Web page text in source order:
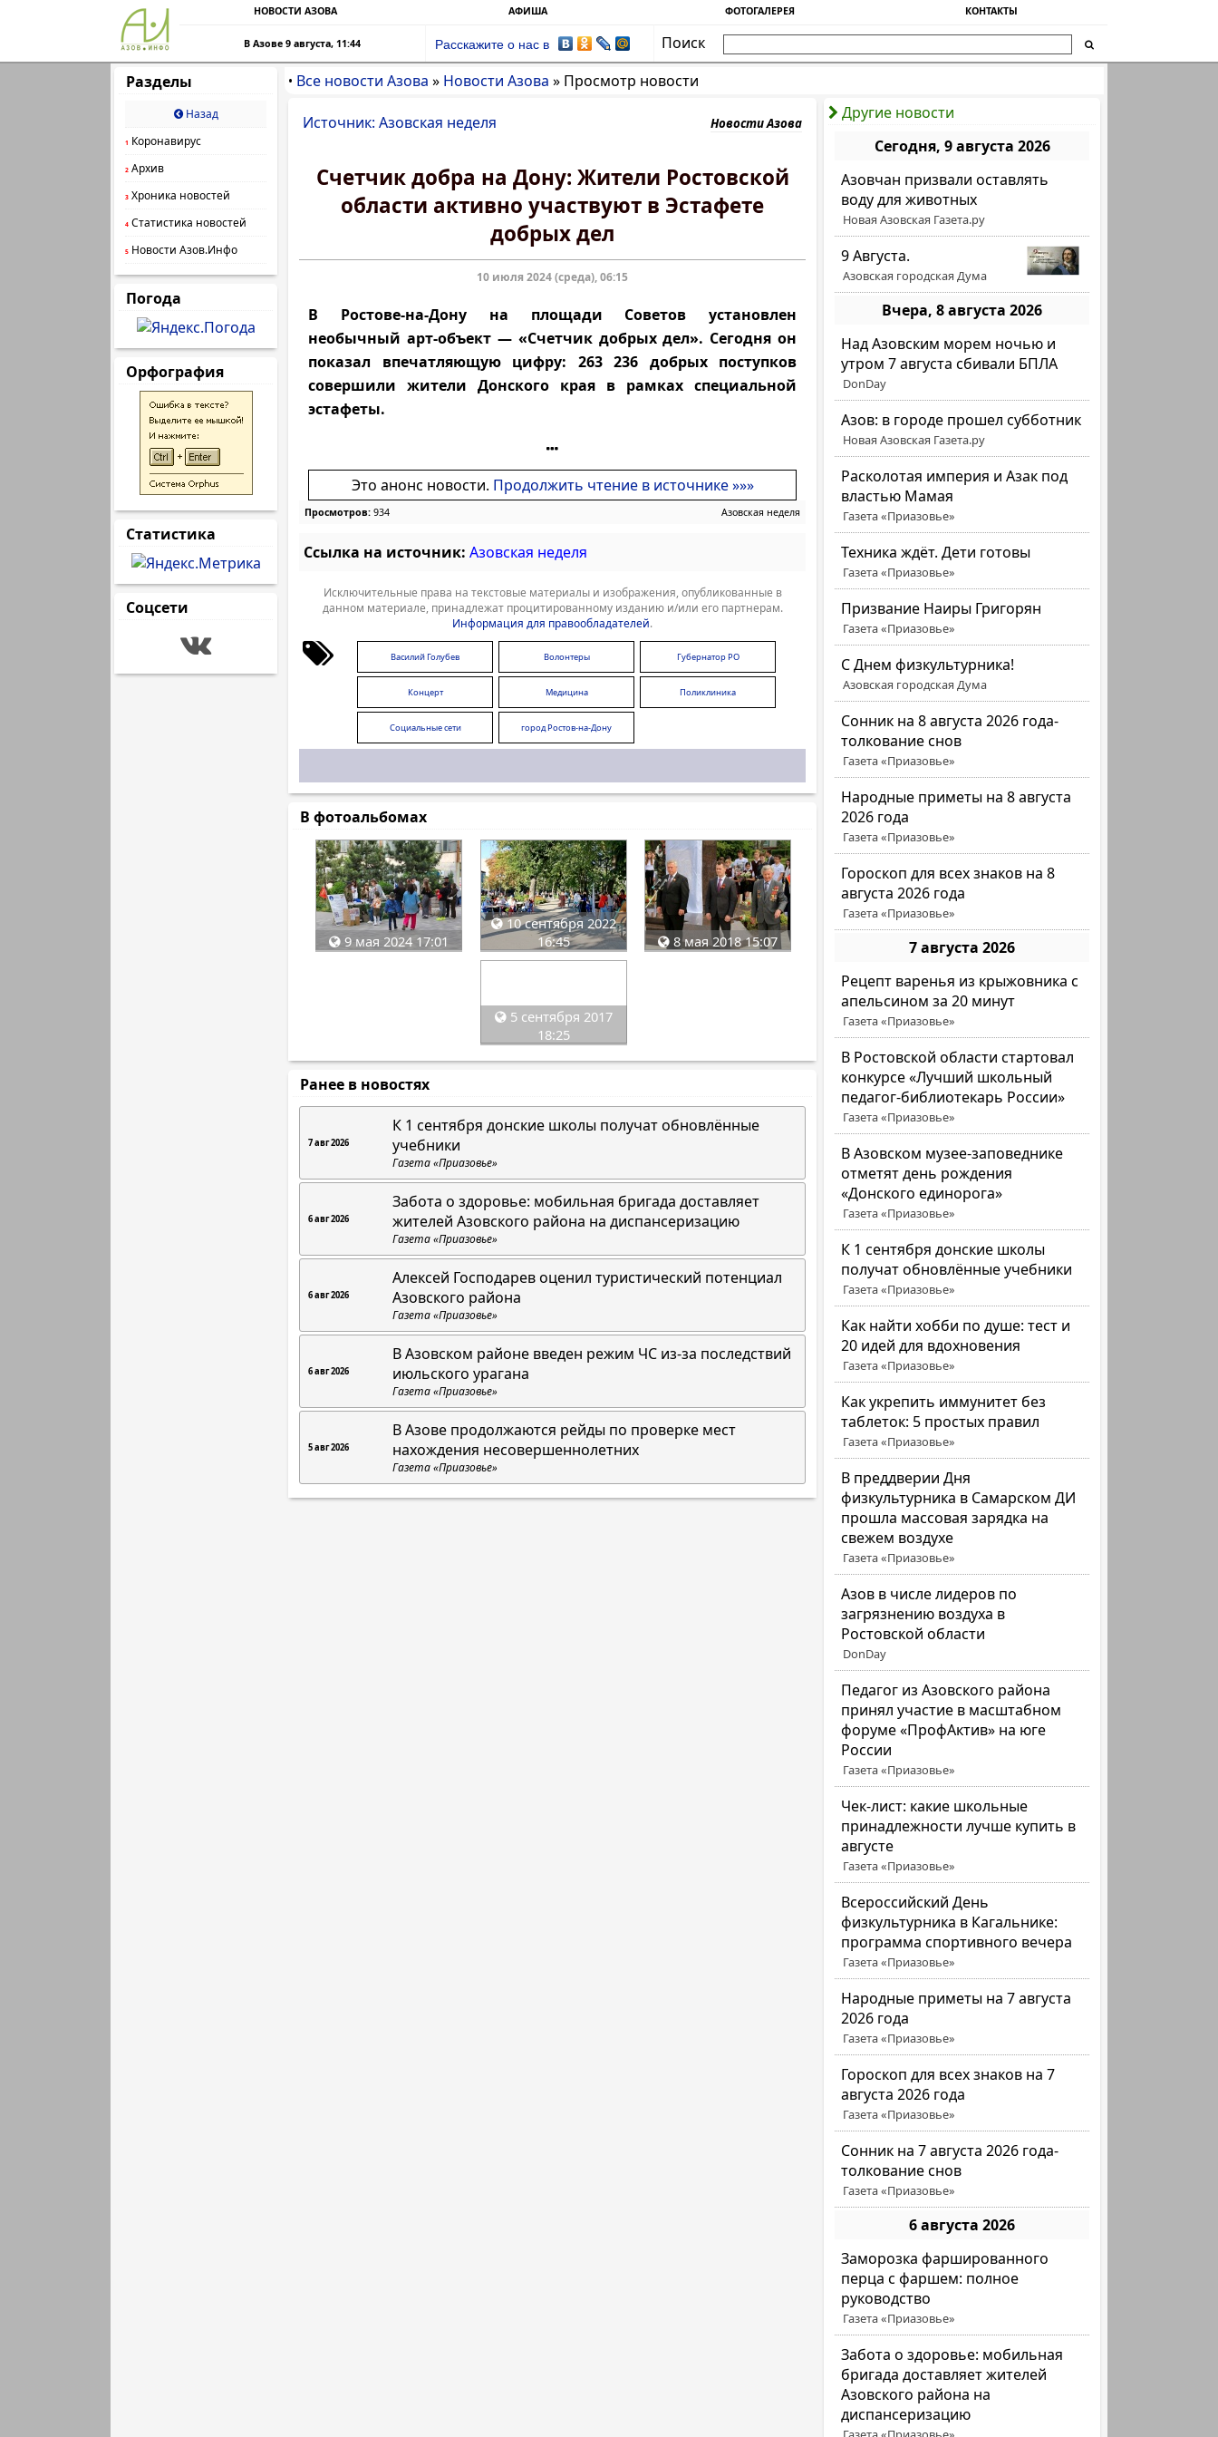
НОВОСТИ АЗОВА АФИША ФОТОГАЛЕРЕЯ КОНТАКТЫ
В Азове 9 августа, 11:44 Расскажите о нас в
Поиск
Разделы
Назад
1 Коронавирус
2 Архив
3 Хроника новостей
4 Статистика новостей
5 Новости Азов.Инфо
Погода
Орфография
Статистика
Соцсети
• Все новости Азова » Новости Азова » Просмотр новости
Другие новости
Сегодня, 9 августа 2026
Азовчан призвали оставлять
воду для животных
Новая Азовская Газета.ру
9 Августа.
Азовская городская Дума
Вчера, 8 августа 2026
Над Азовским морем ночью и
утром 7 августа сбивали БПЛА
DonDay
Азов: в городе прошел субботник
Новая Азовская Газета.ру
Расколотая империя и Азак под
властью Мамая
Газета «Приазовье»
Техника ждёт. Дети готовы
Газета «Приазовье»
Призвание Наиры Григорян
Газета «Приазовье»
C Днем физкультурника!
Азовская городская Дума
Сонник на 8 августа 2026 года-
толкование снов
Газета «Приазовье»
Народные приметы на 8 августа
2026 года
Газета «Приазовье»
Гороскоп для всех знаков на 8
августа 2026 года
Газета «Приазовье»
7 августа 2026
Рецепт варенья из крыжовника с
апельсином за 20 минут
Газета «Приазовье»
В Ростовской области стартовал
конкурсе «Лучший школьный
педагог-библиотекарь России»
Газета «Приазовье»
В Азовском музее-заповеднике
отметят день рождения
«Донского единорога»
Газета «Приазовье»
К 1 сентября донские школы
получат обновлённые учебники
Газета «Приазовье»
Как найти хобби по душе: тест и
20 идей для вдохновения
Газета «Приазовье»
Как укрепить иммунитет без
таблеток: 5 простых правил
Газета «Приазовье»
В преддверии Дня
физкультурника в Самарском ДИ
прошла массовая зарядка на
свежем воздухе
Газета «Приазовье»
Азов в числе лидеров по
загрязнению воздуха в
Ростовской области
DonDay
Педагог из Азовского района
принял участие в масштабном
форуме «ПрофАктив» на юге
России
Газета «Приазовье»
Чек-лист: какие школьные
принадлежности лучше купить в
августе
Газета «Приазовье»
Всероссийский День
физкультурника в Кагальнике:
программа спортивного вечера
Газета «Приазовье»
Народные приметы на 7 августа
2026 года
Газета «Приазовье»
Гороскоп для всех знаков на 7
августа 2026 года
Газета «Приазовье»
Сонник на 7 августа 2026 года-
толкование снов
Газета «Приазовье»
6 августа 2026
Заморозка фаршированного
перца с фаршем: полное
руководство
Газета «Приазовье»
Забота о здоровье: мобильная
бригада доставляет жителей
Азовского района на
диспансеризацию
Источник: Азовская неделя Новости Азова
Счетчик добра на Дону: Жители Ростовской
области активно участвуют в Эстафете
добрых дел
10 июля 2024 (среда), 06:15
В Ростове-на-Дону на площади Советов установлен
необычный арт-объект — «Счетчик добрых дел». Сегодня он
показал впечатляющую цифру: 263 236 добрых поступков
совершили жители Донского края в рамках специальной
эстафеты.
Это анонс новости. Продолжить чтение в источнике »»»
Просмотров: 934 Азовская неделя
Ссылка на источник: Азовская неделя
Исключительные права на текстовые материалы и изображения, опубликованные в
данном материале, принадлежат процитированному изданию и/или его партнерам.
Информация для правообладателей.
Василий Голубев Волонтеры Губернатор РО
Концерт Медицина Поликлиника
Социальные сети город Ростов-на-Дону
В фотоальбомах
9 мая 2024 17:01
10 сентября 2022
16:45
8 мая 2018 15:07
5 сентября 2017
18:25
Ранее в новостях
7 авг 2026
К 1 сентября донские школы получат обновлённые
учебники
Газета «Приазовье»
6 авг 2026
Забота о здоровье: мобильная бригада доставляет
жителей Азовского района на диспансеризацию
Газета «Приазовье»
6 авг 2026
Алексей Господарев оценил туристический потенциал
Азовского района
Газета «Приазовье»
6 авг 2026
В Азовском районе введен режим ЧС из-за последствий
июльского урагана
Газета «Приазовье»
5 авг 2026
В Азове продолжаются рейды по проверке мест
нахождения несовершеннолетних
Газета «Приазовье»